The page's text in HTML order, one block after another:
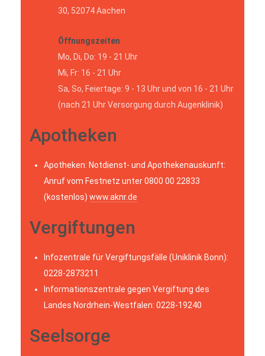
30, 52074 Aachen
Öffnungszeiten
Mo, Di, Do: 19 - 21 Uhr
Mi, Fr: 16 - 21 Uhr
Sa, So, Feiertage: 9 - 13 Uhr und von 16 - 21 Uhr
(nach 21 Uhr Versorgung durch Augenklinik)
Apotheken
Apotheken: Notdienst- und Apothekenauskunft:
Anruf vom Festnetz unter 0800 00 22833
(kostenlos) www.aknr.de
Vergiftungen
Infozentrale für Vergiftungsfälle (Uniklinik Bonn):
0228-2873211
Informationszentrale gegen Vergiftung des
Landes Nordrhein-Westfalen: 0228-19240
Seelsorge